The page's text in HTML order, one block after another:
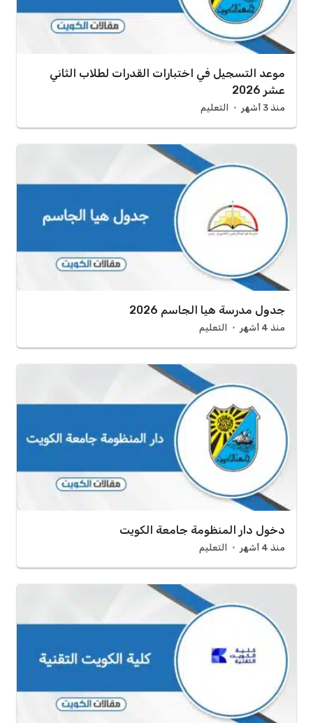
موعد التسجيل في اختبارات القدرات لطلاب الثاني
عشر 2026
منذ 3 أشهر التعليم
جدول مدرسة هيا الجاسم 2026
منذ 4 أشهر التعليم
دخول دار المنظومة جامعة الكويت
منذ 4 أشهر التعليم